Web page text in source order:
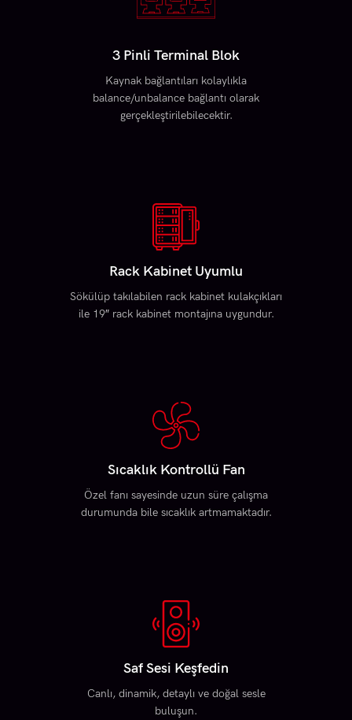
3 Pinli Terminal Blok
Kaynak bağlantıları kolaylıkla
balance/unbalance bağlantı olarak
gerçekleştirilebilecektir.
Rack Kabinet Uyumlu
Sökülüp takılabilen rack kabinet kulakçıkları
ile 19″ rack kabinet montajına uygundur.
Sıcaklık Kontrollü Fan
Özel fanı sayesinde uzun süre çalışma
durumunda bile sıcaklık artmamaktadır.
Saf Sesi Keşfedin
Canlı, dinamik, detaylı ve doğal sesle
buluşun.